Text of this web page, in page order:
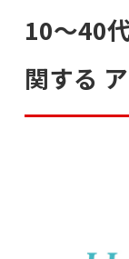
10～40
関する